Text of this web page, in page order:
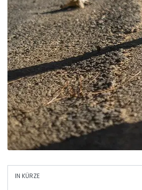
IN KÜRZE